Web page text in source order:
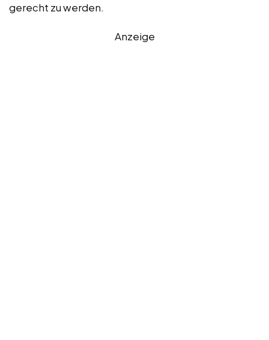
gerecht zu werden.
Anzeige